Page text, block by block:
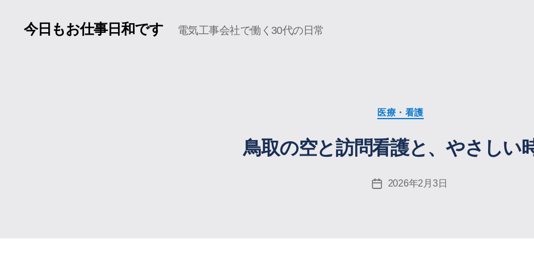
今日もお仕事日和です 電気工事会社で働く30代の日常
カ
テ
リ
ー
医療・看護
鳥取の空と訪問看護と、やさしい
投
2026年2月3日